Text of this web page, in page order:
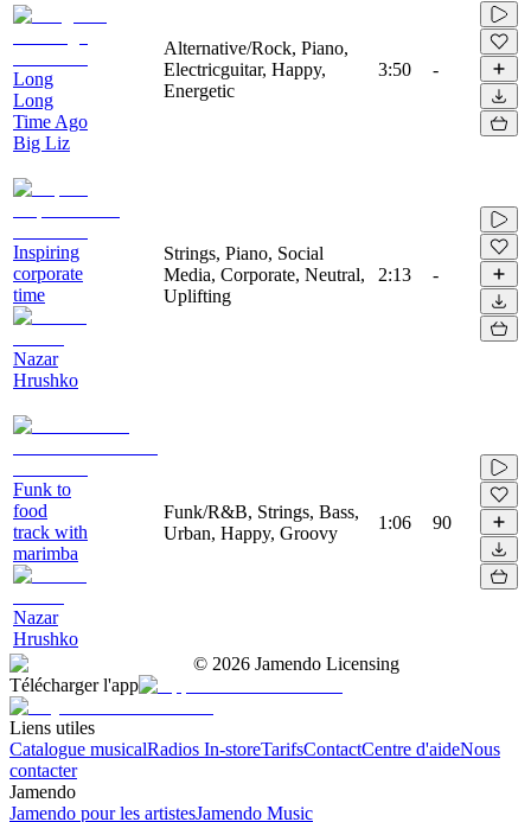
Long
Long
Time Ago
Big Liz
Alternative/Rock, Piano,
Electricguitar, Happy,
Energetic
3:50 -
Inspiring
corporate
time
Nazar
Hrushko
Strings, Piano, Social
Media, Corporate, Neutral,
Uplifting
2:13 -
Funk to
food
track with
marimba
Nazar
Hrushko
Funk/R&B, Strings, Bass,
Urban, Happy, Groovy
1:06 90
© 2026 Jamendo Licensing
Télécharger l'app
Liens utiles
Catalogue musicalRadios In-storeTarifsContactCentre d'aideNous
contacter
Jamendo
Jamendo pour les artistesJamendo Music